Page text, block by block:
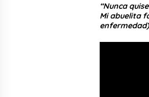
“Nunca
Mi abuelita